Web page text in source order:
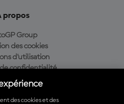
propos
Group
des cookies
d'utilisation
confidentialité
d’achat
des cookies et des